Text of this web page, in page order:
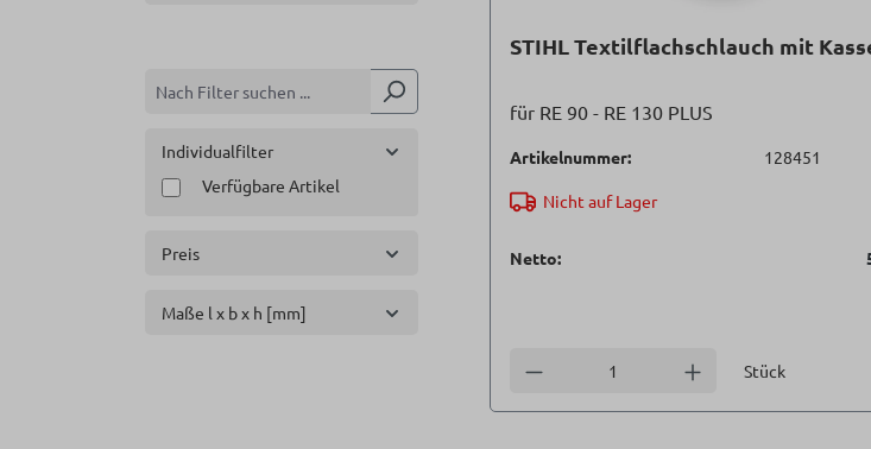
Individualfilter
Verfügbare Artikel
Preis
Maße l x b x h [mm]
STIHL Textilflachschlauch mit
für RE 90 - RE 130 PLUS
Artikelnummer: 128451
Nicht auf Lager
Netto:
Anzahl verringern Anzahl erhöhen